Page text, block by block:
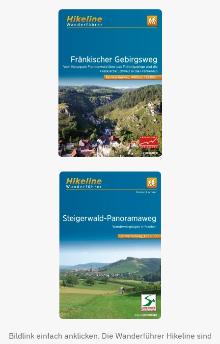
Bildlink einfach anklicken. Die Wanderführer Hikeline sind